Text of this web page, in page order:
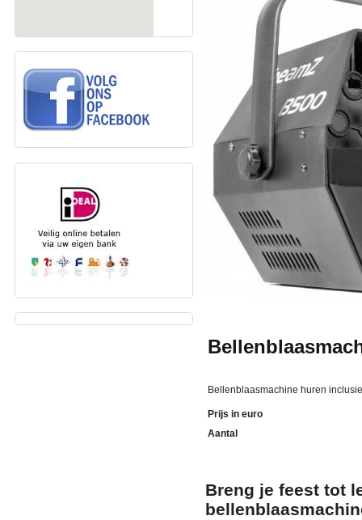
Bellenblaasmachine huren
Prijs in euro
Aantal
Breng je feest tot